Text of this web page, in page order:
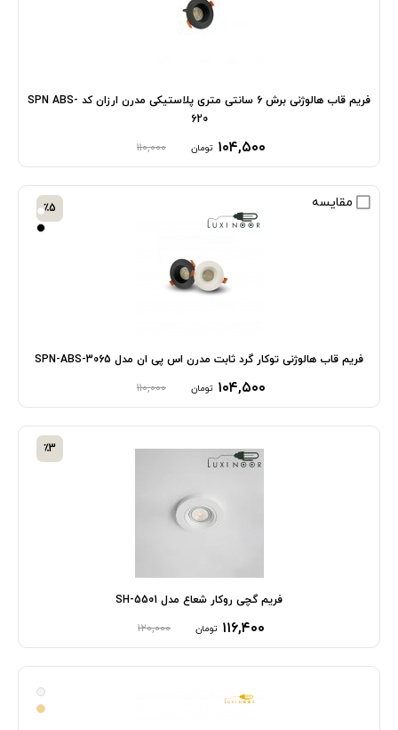
فریم قاب هالوژنی برش 6 سانتی متری پلاستیکی مدرن ارزان کد SPN ABS-
620
۱۰۴,۵۰۰ تومان ۱۱۰,۰۰۰
مقایسه
فریم قاب هالوژنی توکار گرد ثابت مدرن اس پی ان مدل SPN-ABS-3065
۱۰۴,۵۰۰ تومان ۱۱۰,۰۰۰
٪5
فریم گچی روکار شعاع مدل SH-5501
۱۱۶,۴۰۰ تومان ۱۲۰,۰۰۰
٪3